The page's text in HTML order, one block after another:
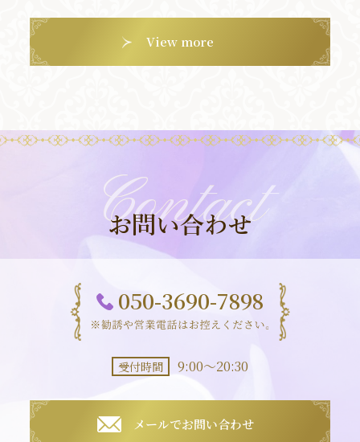
View more
お問い合わせ
Contact
050-3690-7898
受付時間 9:00～20:30
メールでお問い合わせ